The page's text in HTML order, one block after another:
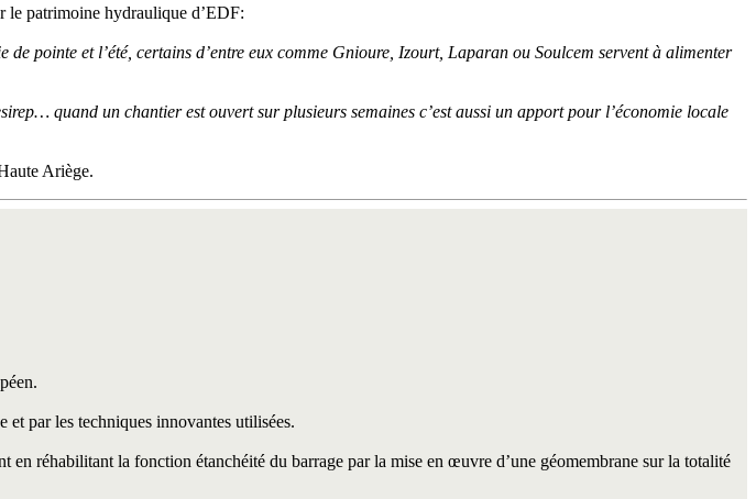
le patrimoine hydraulique d’EDF:
pointe et l’été, certains d’entre eux comme Gnioure, Izourt, Laparan ou Soulcem servent à alimenter
quand un chantier est ouvert sur plusieurs semaines c’est aussi un apport pour l’économie locale
Ariège.
par les techniques innovantes utilisées.
réhabilitant la fonction étanchéité du barrage par la mise en œuvre d’une géomembrane sur la totalité